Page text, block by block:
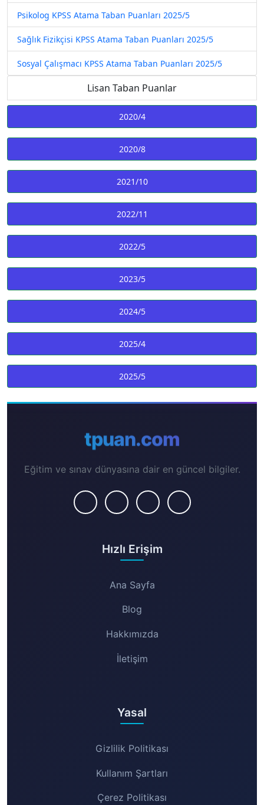
Psikolog KPSS Atama Taban Puanları 2025/5
Sağlık Fizikçisi KPSS Atama Taban Puanları 2025/5
Sosyal Çalışmacı KPSS Atama Taban Puanları 2025/5
Lisan Taban Puanlar
2020/4
2020/8
2021/10
2022/11
2022/5
2023/5
2024/5
2025/4
2025/5
tpuan.com
Eğitim ve sınav dünyasına dair en güncel bilgiler.
Hızlı Erişim
Ana Sayfa
Blog
Hakkımızda
İletişim
Yasal
Gizlilik Politikası
Kullanım Şartları
Çerez Politikası